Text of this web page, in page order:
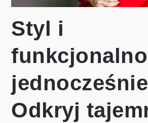
Styl i
Odkryj